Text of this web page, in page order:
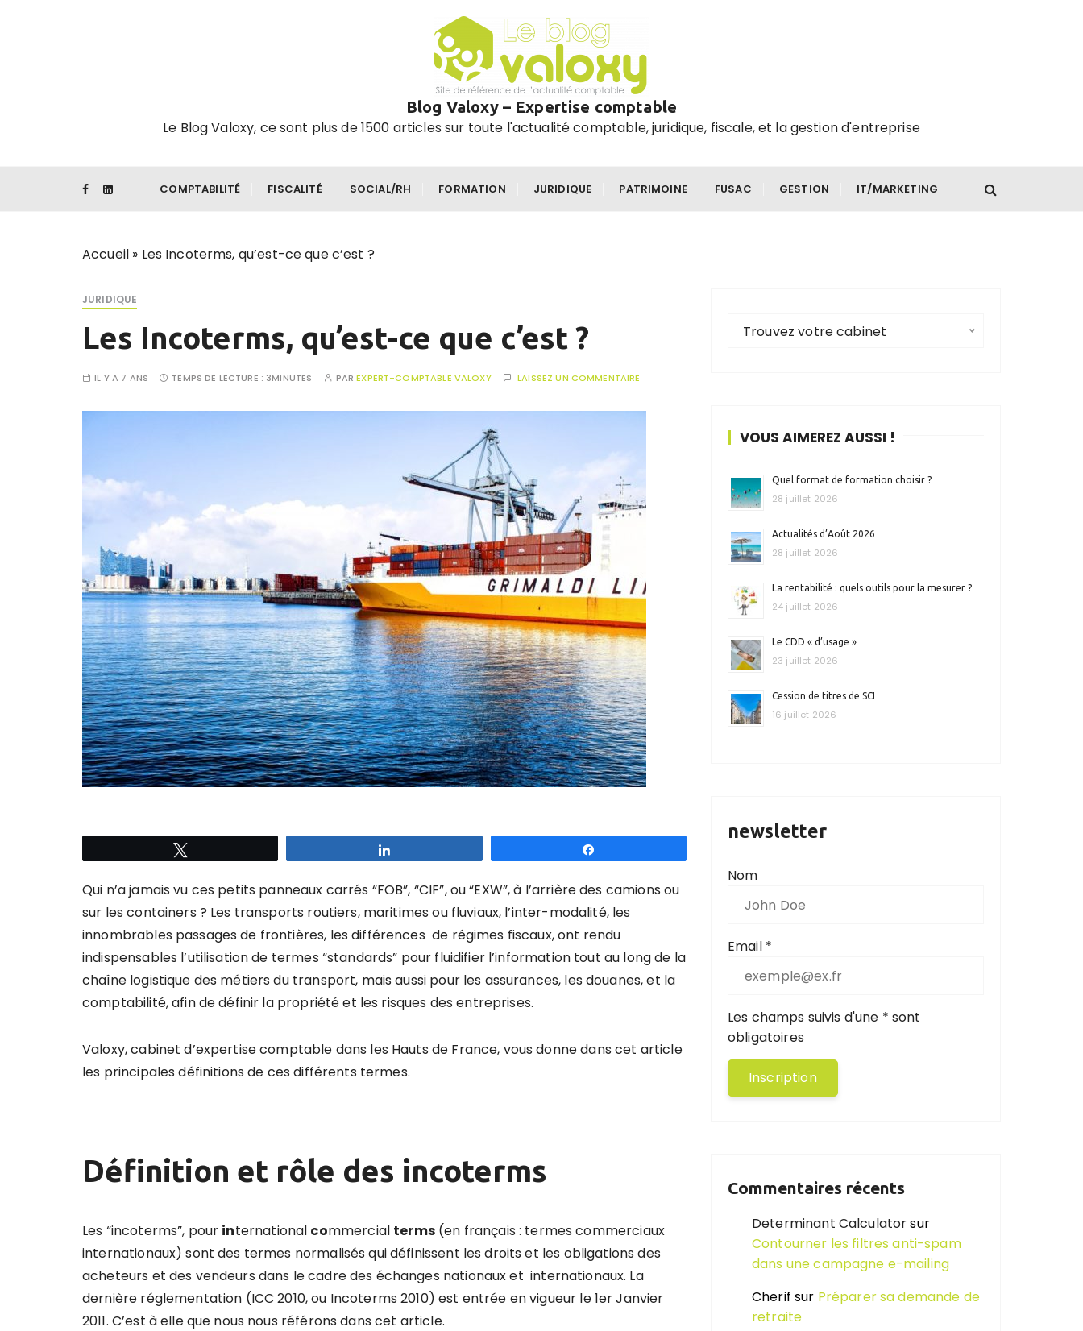
Blog Valoxy – Expertise comptable
Le Blog Valoxy, ce sont plus de 1500 articles sur toute l'actualité comptable, juridique, fiscale, et la gestion d'entreprise
COMPTABILITÉ FISCALITÉ SOCIAL/RH FORMATION JURIDIQUE PATRIMOINE FUSAC GESTION IT/MARKETING
Accueil » Les Incoterms, qu’est-ce que c’est ?
JURIDIQUE
Les Incoterms, qu’est-ce que c’est ?
IL Y A 7 ANS TEMPS DE LECTURE : 3MINUTES PAREXPERT-COMPTABLE VALOXY LAISSEZ UN COMMENTAIRE
Qui n’a jamais vu ces petits panneaux carrés “FOB”, “CIF”, ou “EXW”, à l’arrière des camions ou
sur les containers ? Les transports routiers, maritimes ou fluviaux, l’inter-modalité, les
innombrables passages de frontières, les différences de régimes fiscaux, ont rendu
indispensables l’utilisation de termes “standards” pour fluidifier l’information tout au long de la
chaîne logistique des métiers du transport, mais aussi pour les assurances, les douanes, et la
comptabilité, afin de définir la propriété et les risques des entreprises.
Valoxy, cabinet d’expertise comptable dans les Hauts de France, vous donne dans cet article
les principales définitions de ces différents termes.
Définition et rôle des incoterms
Les “incoterms”, pour international commercial terms(en français : termes commerciaux
internationaux) sont des termes normalisés qui définissent les droits et les obligations des
acheteurs et des vendeurs dans le cadre des échanges nationaux et internationaux. La
dernière réglementation (ICC 2010, ou Incoterms 2010) est entrée en vigueur le 1er Janvier
2011. C’est à elle que nous nous référons dans cet article.
Trouvez votre cabinet
VOUS AIMEREZ AUSSI !
Quel format de formation choisir ?
28 juillet 2026
Actualités d’Août 2026
28 juillet 2026
La rentabilité : quels outils pour la mesurer ?
24 juillet 2026
Le CDD « d’usage »
23 juillet 2026
Cession de titres de SCI
16 juillet 2026
newsletter
Nom
Email *
Les champs suivis d'une * sont
obligatoires
Commentaires récents
Determinant Calculatorsur
Contourner les filtres anti-spam
dans une campagne e-mailing
Cherif sur Préparer sa demande de
retraite